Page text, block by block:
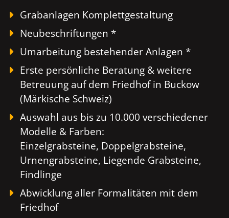
Grabanlagen Komplettgestaltung
Neubeschriftungen *
Umarbeitung bestehender Anlagen *
Erste persönliche Beratung & weitere
Betreuung auf dem Friedhof in Buckow
(Märkische Schweiz)
Auswahl aus bis zu 10.000 verschiedener
Modelle & Farben:
Einzelgrabsteine, Doppelgrabsteine,
Urnengrabsteine, Liegende Grabsteine,
Findlinge
Abwicklung aller Formalitäten mit dem
Friedhof